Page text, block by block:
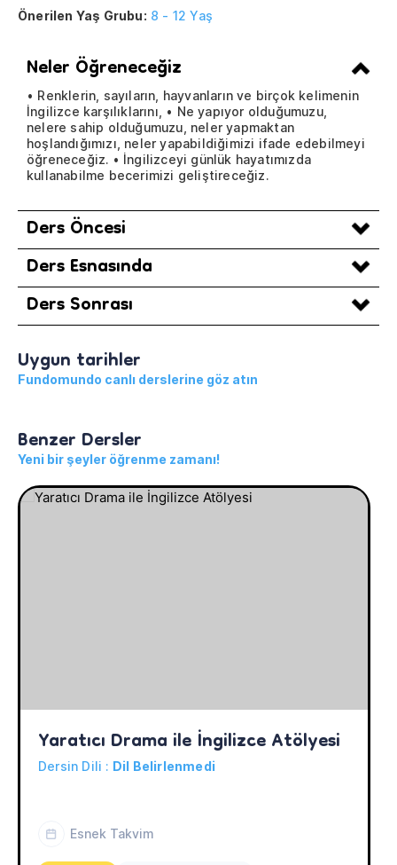
Önerilen Yaş Grubu: 8 - 12 Yaş
Neler Öğreneceğiz
• Renklerin, sayıların, hayvanların ve birçok kelimenin
İngilizce karşılıklarını, • Ne yapıyor olduğumuzu,
nelere sahip olduğumuzu, neler yapmaktan
hoşlandığımızı, neler yapabildiğimizi ifade edebilmeyi
öğreneceğiz. • İngilizceyi günlük hayatımızda
kullanabilme becerimizi geliştireceğiz.
Ders Öncesi
Ders Esnasında
Ders Sonrası
Uygun tarihler
Fundomundo canlı derslerine göz atın
Benzer Dersler
Yeni bir şeyler öğrenme zamanı!
Yaratıcı Drama ile İngilizce Atölyesi
Dersin Dili : Dil Belirlenmedi
Esnek Takvim